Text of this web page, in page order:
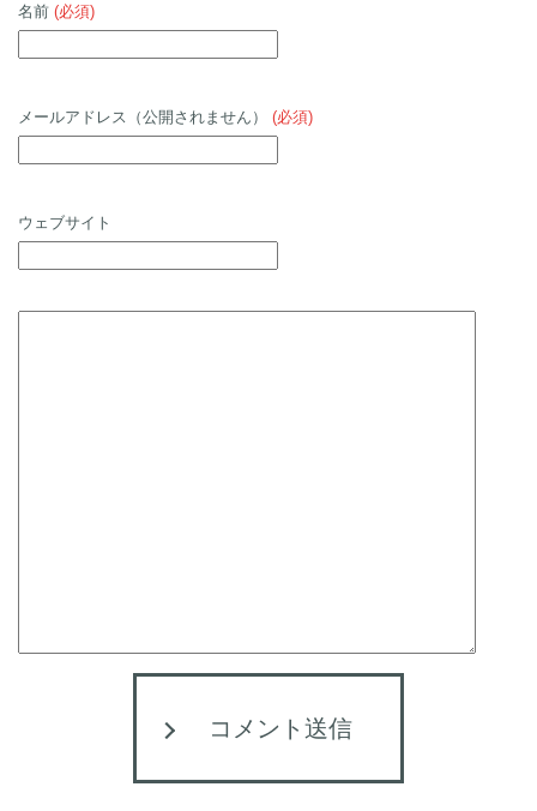
名前 (必須)
メールアドレス（公開されません） (必須)
ウェブサイト
コメント送信